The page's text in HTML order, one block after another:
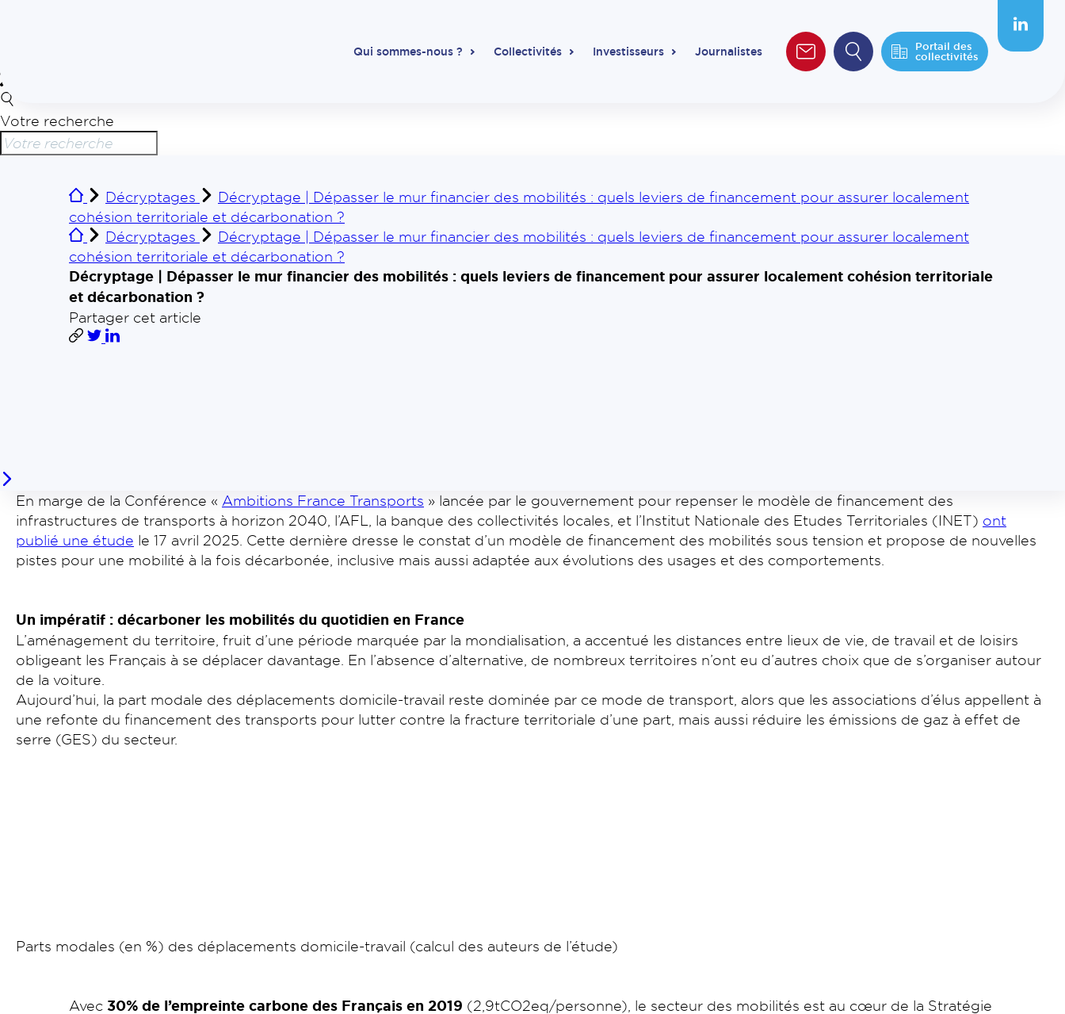
Qui sommes-nous ? Collectivités Investisseurs Journalistes Portail des
collectivités
Votre recherche
Décryptages
Décryptage | Dépasser le mur financier des mobilités : quels leviers de financement pour assurer localement
cohésion territoriale et décarbonation ?
Décryptages
Décryptage | Dépasser le mur financier des mobilités : quels leviers de financement pour assurer localement
cohésion territoriale et décarbonation ?
Décryptage | Dépasser le mur financier des mobilités : quels leviers de financement pour assurer localement cohésion territoriale
et décarbonation ?
Partager cet article
En marge de la Conférence « Ambitions France Transports » lancée par le gouvernement pour repenser le modèle de financement des
infrastructures de transports à horizon 2040, l’AFL, la banque des collectivités locales, et l’Institut Nationale des Etudes Territoriales (INET) ont
publié une étude le 17 avril 2025. Cette dernière dresse le constat d’un modèle de financement des mobilités sous tension et propose de nouvelles
pistes pour une mobilité à la fois décarbonée, inclusive mais aussi adaptée aux évolutions des usages et des comportements.
Un impératif : décarboner les mobilités du quotidien en France
L’aménagement du territoire, fruit d’une période marquée par la mondialisation, a accentué les distances entre lieux de vie, de travail et de loisirs
obligeant les Français à se déplacer davantage. En l’absence d’alternative, de nombreux territoires n’ont eu d’autres choix que de s’organiser autour
de la voiture.
Aujourd’hui, la part modale des déplacements domicile-travail reste dominée par ce mode de transport, alors que les associations d’élus appellent à
une refonte du financement des transports pour lutter contre la fracture territoriale d’une part, mais aussi réduire les émissions de gaz à effet de
serre (GES) du secteur.
Parts modales (en %) des déplacements domicile-travail (calcul des auteurs de l’étude)
Avec 30% de l’empreinte carbone des Français en 2019 (2,9tCO2eq/personne), le secteur des mobilités est au cœur de la Stratégie